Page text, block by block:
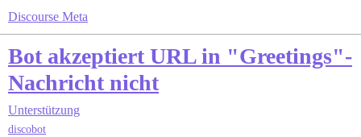
Discourse Meta
Bot akzeptiert URL in "Greetings"-
Nachricht nicht
Unterstützung
discobot